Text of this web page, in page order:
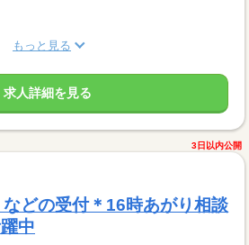
もっと見る
求人詳細を見る
3日以内公開
などの受付＊16時あがり相談
中